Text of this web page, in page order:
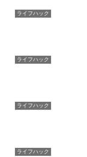
ライフハック
ライフハック
ライフハック
ライフハック